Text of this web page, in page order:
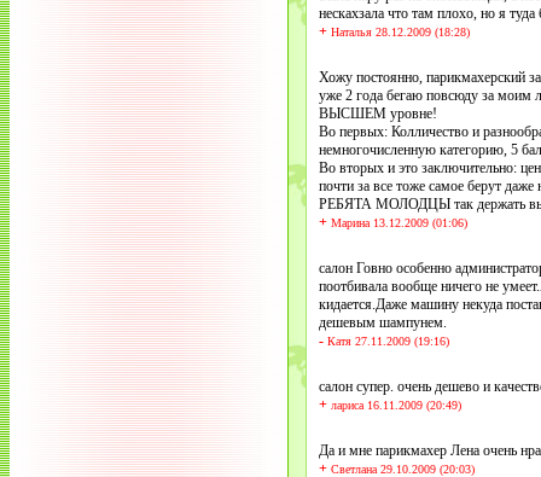
нескахзала что там плохо, но я
+ Наталья 28.12.2009 (18:28)
Хожу постоянно, парикмахерский
уже 2 года бегаю повсюду за моим
ВЫСШЕМ уровне!
Во первых: Колличество и
немногочисленную категорию, 5
Во вторых и это заключительно:
почти за все тоже самое берут
РЕБЯТА МОЛОДЦЫ так держать вы
+ Марина 13.12.2009 (01:06)
салон Говно особенно
поотбивала вообще ничего не
кидается.Даже машину некуда
дешевым шампунем.
- Катя 27.11.2009 (19:16)
салон супер. очень дешево и
+ лариса 16.11.2009 (20:49)
Да и мне парикмахер Лена очень
+ Светлана 29.10.2009 (20:03)